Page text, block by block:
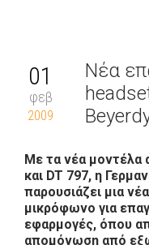
01
φεβ
2009
Νέα
Με τα νέα μοντέλα
και DT 797, η
παρουσιάζει μια
μικρόφωνο για
εφαρμογές, όπου
απομόνωση από